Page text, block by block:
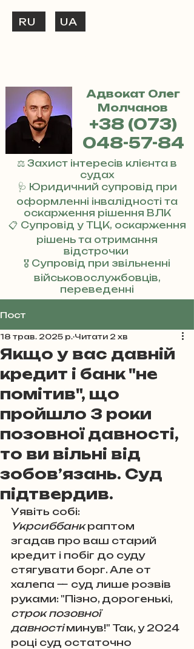
UA
RU
Адвокат Олег
Молчанов
+38 (073)
048-57-84
⚖️ Захист інтересів клієнта в
судах
🩺 Юридичний супровід при
оформленні інвалідності та
оскарження рішення ВЛК
📋 Супровід у ТЦК, оскарження
рішень та отримання
відстрочки
🎖 Супровід при звільненні
військовослужбовців,
переведенні
Реклама
Пост
Якщо у вас давній
кредит і банк "не
помітив", що
пройшло 3 роки
позовної давності,
то ви вільні від
зобов’язань. Суд
підтвердив.
18 трав. 2025 р. Читати 2 хв
Уявіть собі:
Укрсиббанк раптом
згадав про ваш старий
кредит і побіг до суду
стягувати борг. Але от
халепа — суд лише розвів
руками: "Пізно, дорогенькі,
строк позовної
давності минув!" Так, у 2024
році суд остаточно